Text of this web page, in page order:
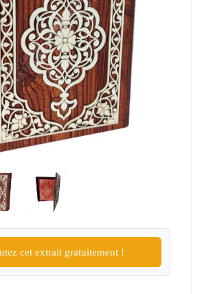
cet extrait gratuitement !